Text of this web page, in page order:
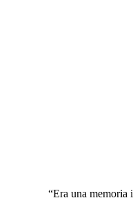
“Era una memoria